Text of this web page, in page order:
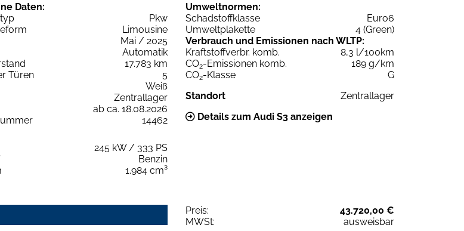
Daten:
Pkw
Limousine
Mai / 2025
Automatik
17.783 km
Türen
5
Weiß
Zentrallager
ab ca. 18.08.2026
14462
245 kW / 333 PS
Benzin
1.984 cm³
Umweltnormen:
Schadstoffklasse
Euro6
Umweltplakette
4 (Green)
Verbrauch und Emissionen nach WLTP:
Kraftstoffverbr. komb.
8,3 l/100km
CO2-Emissionen komb.
189 g/km
CO2-Klasse
G
Standort
Zentrallager
Details zum Audi S3 anzeigen
Preis:
43.720,00 €
MWSt:
ausweisbar